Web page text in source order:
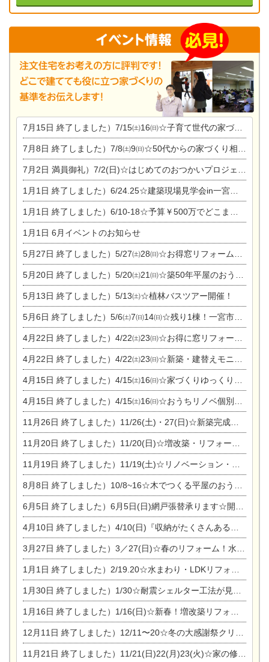
7月15日 終了しました）7/15㈯16㈰☆子育て世代の家づくり相談会
7月8日 終了しました）7/8㈯9㈰☆50代からの家づくり相談会
7月2日 満員御礼）7/2(日)☆はじめてのおつかいプロジェクト
1月1日 終了しました）6/24.25☆建築現場見学会in一宮市木曽川町
1月1日 終了しました）6/10-18☆予算￥500万でどこまでできるの？リフォーム相談会
1月1日 6月イベントのお知らせ
5月27日 終了しました）5/27㈯28㈰☆お得窓リフォーム個別相談会
5月20日 終了しました）5/20㈯21㈰☆築50年平屋のおうちリノベーション完成見学会
5月13日 終了しました）5/13㈯☆植林バスツアー開催！
5月6日 終了しました）5/6㈯7㈰14㈰☆残り1棟！一宮市限定モニター募集相談会(新築・建替え)
4月22日 終了しました）4/22㈯23㈰☆お得に窓リフォーム個別相談会
4月22日 終了しました）4/22㈯23㈰☆新築・建替えモニター募集個別相談会
4月15日 終了しました）4/15㈯16㈰☆家づくりゆっくりじっくり個別相談会
4月15日 終了しました）4/15㈯16㈰☆おうちリノベ個別相談会
11月26日 終了しました）11/26(土)・27(日)☆新築完成見学会 in一宮市あずら
11月20日 終了しました）11/20(日)☆増改築・リフォームまつり＆秋の味覚まつり＆芸術祭
11月19日 終了しました）11/19(土)☆リノベーション・家の修理まつり＆増改築・リフォームまつりin扶桑ゴルフ
8月8日 終了しました）10/8~16☆木でつくる平屋のおうちのつくり方【完全予約制】
6月5日 終了しました）6月5日(日)網戸張替承ります☆開催！
4月10日 終了しました）4/10(日)『収納がたくさんあるおうち現場見学会』
3月27日 終了しました）3／27(日)☆春のリフォーム！水まわりLDKリフォーム相談会&今がチャンス！エアコン相談会
1月1日 終了しました）2/19.20☆水まわり・LDKリフォーム相談会＆エアコン相談会
1月30日 終了しました）1/30☆耐震シェルター工法が見れる完成見学会
1月16日 終了しました）1/16(日)☆新春！増改築リフォーム&家の修理まつり
12月11日 終了しました）12/11〜20☆冬の大感謝祭クリスマス相談会開催
11月21日 終了しました）11/21(日)22(月)23(火)☆家の修理まつり＆増改築リフォーム相談会